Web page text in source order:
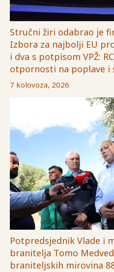
Stručni žiri odabrao je
Izbora za najbolji EU
i dva s potpisom VPŽ:
otpornosti na poplave i
7 kolovoza, 2026
Potpredsjednik Vlade i
branitelja Tomo
braniteljskih mirovina